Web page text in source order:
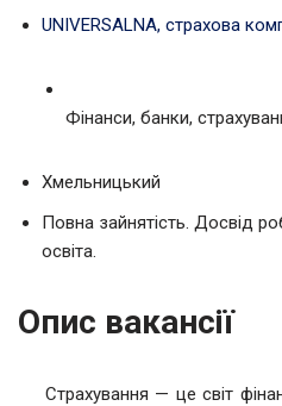
UNIVERSALNA, страхова
Фінанси, банки,
Хмельницький
Повна зайнятість. Досвід
освіта.
Опис вакансії
Страхування — це світ